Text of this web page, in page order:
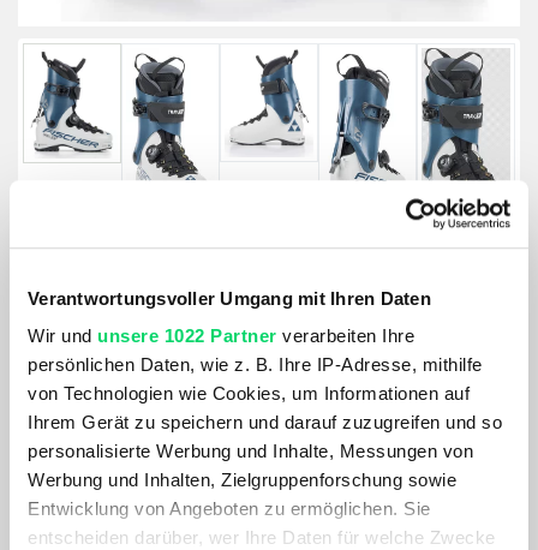
Verantwortungsvoller Umgang mit Ihren Daten
Wir und unsere 1022 Partner verarbeiten Ihre
persönlichen Daten, wie z. B. Ihre IP-Adresse, mithilfe
von Technologien wie Cookies, um Informationen auf
Ihrem Gerät zu speichern und darauf zuzugreifen und so
personalisierte Werbung und Inhalte, Messungen von
Werbung und Inhalten, Zielgruppenforschung sowie
Entwicklung von Angeboten zu ermöglichen. Sie
entscheiden darüber, wer Ihre Daten für welche Zwecke
Fischer Damen Travers Ts
Größe:
GRÖSSE VARIANTE WÄHLEN
Farbe:
WEISS-BLAU